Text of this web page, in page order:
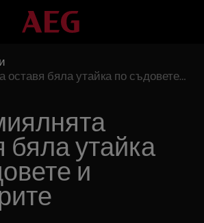
бяла утайка по съдовете
бяла утайка
и